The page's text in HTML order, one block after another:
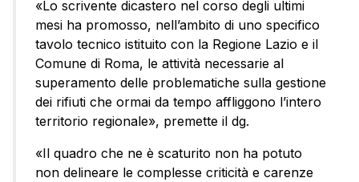
«Lo scrivente dicastero nel corso degli ultimi
mesi ha promosso, nell’ambito di uno specifico
tavolo tecnico istituito con la Regione Lazio e il
Comune di Roma, le attività necessarie al
superamento delle problematiche sulla gestione
dei rifiuti che ormai da tempo affliggono l’intero
territorio regionale», premette il dg.
«Il quadro che ne è scaturito non ha potuto
non delineare le complesse criticità e carenze